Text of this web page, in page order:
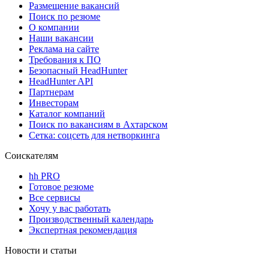
Размещение вакансий
Поиск по резюме
О компании
Наши вакансии
Реклама на сайте
Требования к ПО
Безопасный HeadHunter
HeadHunter API
Партнерам
Инвесторам
Каталог компаний
Поиск по вакансиям в Ахтарском
Сетка: соцсеть для нетворкинга
Соискателям
hh PRO
Готовое резюме
Все сервисы
Хочу у вас работать
Производственный календарь
Экспертная рекомендация
Новости и статьи